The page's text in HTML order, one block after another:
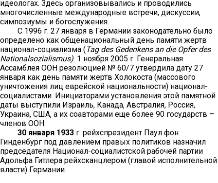
идеологах. Здесь организовывались и проводились
многочисленные международные встречи, дискуссии,
симпозиумы и богослужения.
С 1996 г. 27 января в Германии законодательно было
определено как общенациональный день памяти жертв
национал-социализма (Tag des Gedenkens an die Opfer des
Nationalsozialismus). 1 ноября 2005 г. Генеральная
Ассамблея ООН резолюцией № 60/7 утвердила дату 27
января как день памяти жертв Холокоста (массового
уничтожения лиц еврейской национальности) национал-
социалистами. Инициаторами установления этой памятной
даты выступили Израиль, Канада, Австралия, Россия,
Украина, США, а их соавторами еще более 90 государств –
членов ООН.
30 января 1933 г. рейхспрезидент Паул фон
Гинденбург под давлением правых политиков назначил
председателя Национал-социалистской рабочей партии
Адольфа Гитлера рейхсканцлером (главой исполнительной
власти) Германии.